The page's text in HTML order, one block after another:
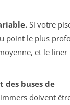
Si votre
point le plus
et le liner
des buses de
doivent